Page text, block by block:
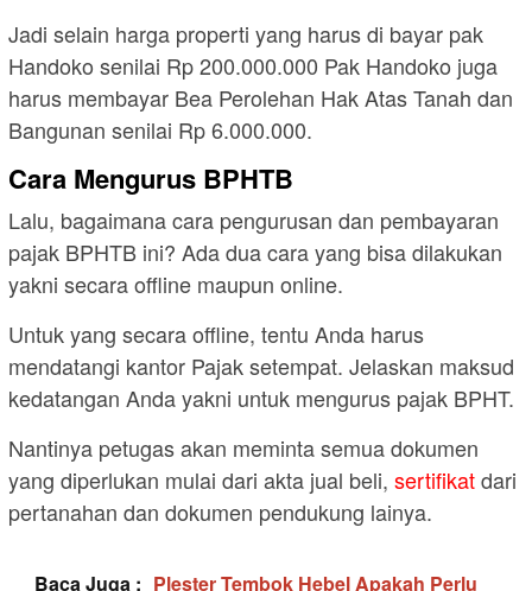
Jadi selain harga properti yang harus di bayar pak
Handoko senilai Rp 200.000.000 Pak Handoko juga
harus membayar Bea Perolehan Hak Atas Tanah dan
Bangunan senilai Rp 6.000.000.
Cara Mengurus BPHTB
Lalu, bagaimana cara pengurusan dan pembayaran
pajak BPHTB ini? Ada dua cara yang bisa dilakukan
yakni secara offline maupun online.
Untuk yang secara offline, tentu Anda harus
mendatangi kantor Pajak setempat. Jelaskan maksud
kedatangan Anda yakni untuk mengurus pajak BPHT.
Nantinya petugas akan meminta semua dokumen
yang diperlukan mulai dari akta jual beli, sertifikatdari
pertanahan dan dokumen pendukung lainya.
Baca Juga : Plester Tembok Hebel Apakah Perlu